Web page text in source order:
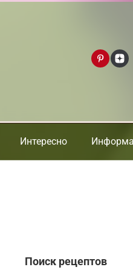
Интересно
Поиск рецептов